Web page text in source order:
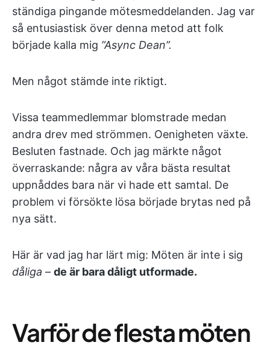
ständiga pingande mötesmeddelanden. Jag var
så entusiastisk över denna metod att folk
började kalla mig ”Async Dean”.
Men något stämde inte riktigt.
Vissa teammedlemmar blomstrade medan
andra drev med strömmen. Oenigheten växte.
Besluten fastnade. Och jag märkte något
överraskande: några av våra bästa resultat
uppnåddes bara när vi hade ett samtal. De
problem vi försökte lösa började brytas ned på
nya sätt.
Här är vad jag har lärt mig: Möten är inte i sig
dåliga – de är bara dåligt utformade.
Varför de flesta möten